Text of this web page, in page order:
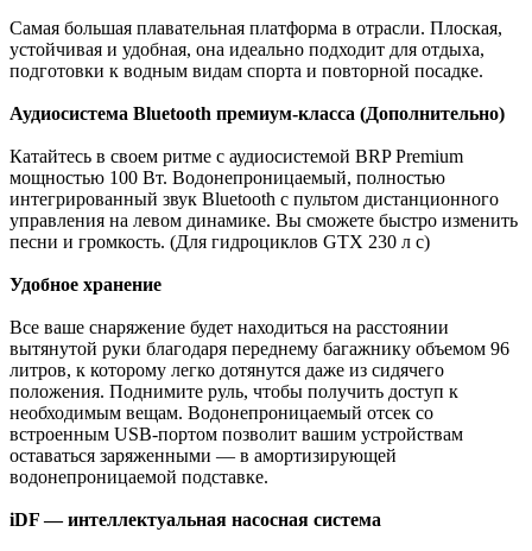
Самая большая плавательная платформа в отрасли. Плоская,
устойчивая и удобная, она идеально подходит для отдыха,
подготовки к водным видам спорта и повторной посадке.
Аудиосистема Bluetooth премиум-класса (Дополнительно)
Катайтесь в своем ритме с аудиосистемой BRP Premium
мощностью 100 Вт. Водонепроницаемый, полностью
интегрированный звук Bluetooth с пультом дистанционного
управления на левом динамике. Вы сможете быстро изменить
песни и громкость. (Для гидроциклов GTX 230 л с)
Удобное хранение
Все ваше снаряжение будет находиться на расстоянии
вытянутой руки благодаря переднему багажнику объемом 96
литров, к которому легко дотянутся даже из сидячего
положения. Поднимите руль, чтобы получить доступ к
необходимым вещам. Водонепроницаемый отсек со
встроенным USB-портом позволит вашим устройствам
оставаться заряженными — в амортизирующей
водонепроницаемой подставке.
iDF — интеллектуальная насосная система